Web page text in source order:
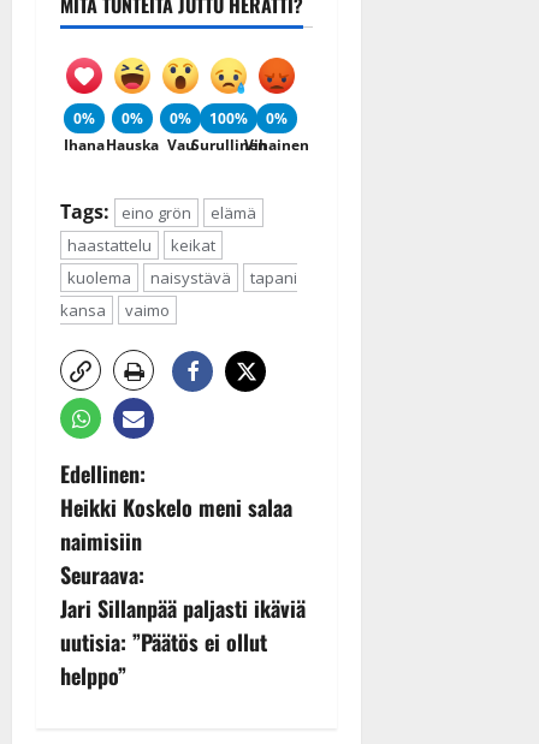
0%
Ihana
0%
Hauska
0%
Vau
100%
Surullinen
0%
Vihainen
Tags: eino grön
elämä
haastattelu
keikat
kuolema
naisystävä
tapani
kansa
vaimo
P
o
s
t
n
Edellinen:
Heikki Koskelo meni salaa
naimisiin
Seuraava:
Jari Sillanpää paljasti ikäviä
uutisia: ”Päätös ei ollut
helppo”